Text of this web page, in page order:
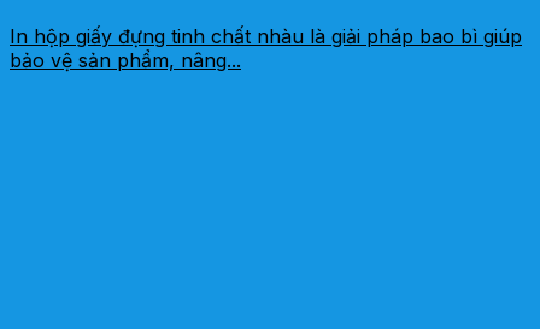
In hộp giấy đựng tinh chất nhàu là giải pháp bao bì giúp
bảo vệ sản phẩm, nâng...